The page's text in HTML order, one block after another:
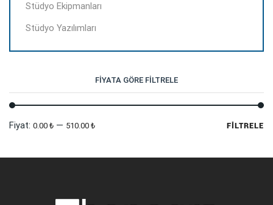
Stüdyo Ekipmanları
Stüdyo Yazılımları
FIYATA GÖRE FILTRELE
En
En
FILTRELE
Fiyat: 0.00 ₺ — 510.00 ₺